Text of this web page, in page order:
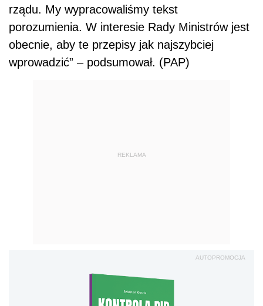
rządu. My wypracowaliśmy tekst
porozumienia. W interesie Rady Ministrów jest
obecnie, aby te przepisy jak najszybciej
wprowadzić” – podsumował. (PAP)
REKLAMA
AUTOPROMOCJA